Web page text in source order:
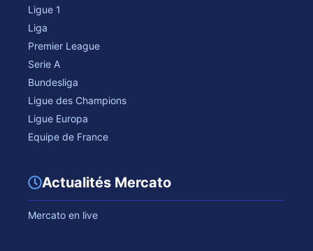
Ligue 1
Liga
Premier League
Serie A
Bundesliga
Ligue des Champions
Ligue Europa
Equipe de France
Actualités Mercato
Mercato en live